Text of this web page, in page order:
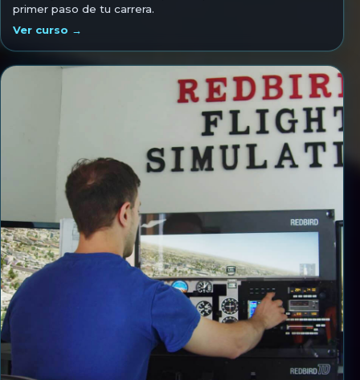
primer paso de tu carrera.
Ver curso →